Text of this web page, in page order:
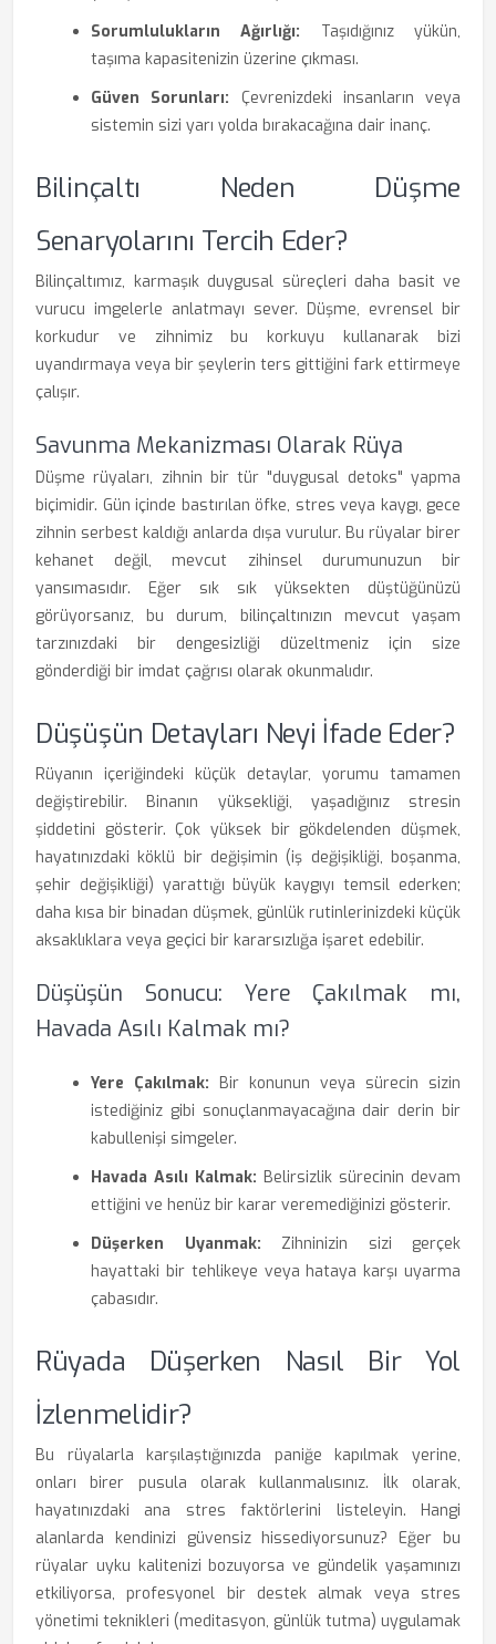
Sorumlulukların Ağırlığı: Taşıdığınız yükün,
taşıma kapasitenizin üzerine çıkması.
Güven Sorunları: Çevrenizdeki insanların veya
sistemin sizi yarı yolda bırakacağına dair inanç.
Bilinçaltı Neden Düşme
Senaryolarını Tercih Eder?
Bilinçaltımız, karmaşık duygusal süreçleri daha basit ve
vurucu imgelerle anlatmayı sever. Düşme, evrensel bir
korkudur ve zihnimiz bu korkuyu kullanarak bizi
uyandırmaya veya bir şeylerin ters gittiğini fark ettirmeye
çalışır.
Savunma Mekanizması Olarak Rüya
Düşme rüyaları, zihnin bir tür "duygusal detoks" yapma
biçimidir. Gün içinde bastırılan öfke, stres veya kaygı, gece
zihnin serbest kaldığı anlarda dışa vurulur. Bu rüyalar birer
kehanet değil, mevcut zihinsel durumunuzun bir
yansımasıdır. Eğer sık sık yüksekten düştüğünüzü
görüyorsanız, bu durum, bilinçaltınızın mevcut yaşam
tarzınızdaki bir dengesizliği düzeltmeniz için size
gönderdiği bir imdat çağrısı olarak okunmalıdır.
Düşüşün Detayları Neyi İfade Eder?
Rüyanın içeriğindeki küçük detaylar, yorumu tamamen
değiştirebilir. Binanın yüksekliği, yaşadığınız stresin
şiddetini gösterir. Çok yüksek bir gökdelenden düşmek,
hayatınızdaki köklü bir değişimin (iş değişikliği, boşanma,
şehir değişikliği) yarattığı büyük kaygıyı temsil ederken;
daha kısa bir binadan düşmek, günlük rutinlerinizdeki küçük
aksaklıklara veya geçici bir kararsızlığa işaret edebilir.
Düşüşün Sonucu: Yere Çakılmak mı,
Havada Asılı Kalmak mı?
Yere Çakılmak: Bir konunun veya sürecin sizin
istediğiniz gibi sonuçlanmayacağına dair derin bir
kabullenişi simgeler.
Havada Asılı Kalmak: Belirsizlik sürecinin devam
ettiğini ve henüz bir karar veremediğinizi gösterir.
Düşerken Uyanmak: Zihninizin sizi gerçek
hayattaki bir tehlikeye veya hataya karşı uyarma
çabasıdır.
Rüyada Düşerken Nasıl Bir Yol
İzlenmelidir?
Bu rüyalarla karşılaştığınızda paniğe kapılmak yerine,
onları birer pusula olarak kullanmalısınız. İlk olarak,
hayatınızdaki ana stres faktörlerini listeleyin. Hangi
alanlarda kendinizi güvensiz hissediyorsunuz? Eğer bu
rüyalar uyku kalitenizi bozuyorsa ve gündelik yaşamınızı
etkiliyorsa, profesyonel bir destek almak veya stres
yönetimi teknikleri (meditasyon, günlük tutma) uygulamak